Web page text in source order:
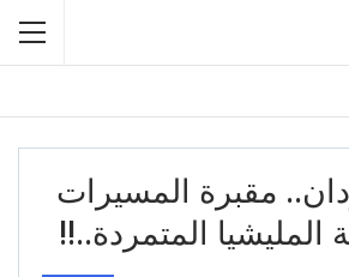
مقبرة المسيرات
المتمردة..!!